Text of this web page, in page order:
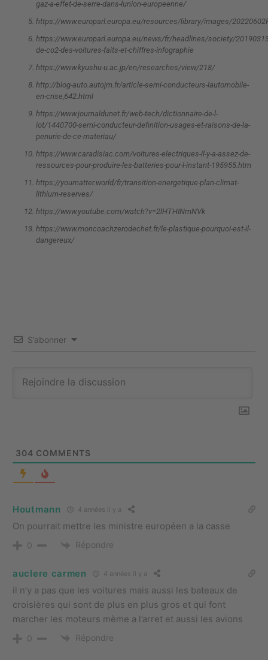
gaz-a-effet-de-serre-dans-lunion-europeenne/
https://www.europarl.europa.eu/resources/library/images/
https://www.europarl.europa.eu/news/fr/headlines/society/
de-co2-des-voitures-faits-et-chiffres-infographie
https://www.kyushu-u.ac.jp/en/researches/view/218/
http://blog-auto.autojm.fr/article-semi-conducteurs-lautomobile-
en-crise,642.html
https://www.journaldunet.fr/web-tech/dictionnaire-de-l-
iot/1440700-semi-conducteur-definition-usages-et-raisons-de-la-
penurie-de-ce-materiau/
https://www.caradisiac.com/voitures-electriques-il-y-a-assez-de-
ressources-pour-produire-les-batteries-pour-l-instant-195955.htm
https://youmatter.world/fr/transition-energetique-plan-climat-
lithium-reserves/
https://www.youtube.com/watch?v=2lHTHINmNVk
https://www.moncoachzerodechet.fr/le-plastique-pourquoi-est-il-
dangereux/
S’abonner
304 COMMENTS
Houtmann 4 années il y a
On pourrait mettre les ministre européen a la casse
0 Répondre
auclere carmen 4 années il y a
il n’y a pas que les voitures mais aussi les bateaux de
croisières qui sont de plus en plus gros et qui font
marcher les moteurs mème a l’arret et aussi les avions
0 Répondre